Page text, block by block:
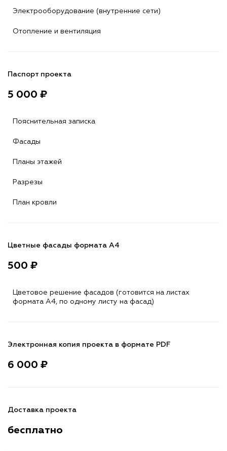
Электрооборудование (внутренние сети)
Отопление и вентиляция
Паспорт проекта
5 000 ₽
Пояснительная записка
Фасады
Планы этажей
Разрезы
План кровли
Цветные фасады формата А4
500 ₽
Цветовое решение фасадов (готовится на листах
формата A4, по одному листу на фасад)
Электронная копия проекта в формате PDF
6 000 ₽
Доставка проекта
бесплатно